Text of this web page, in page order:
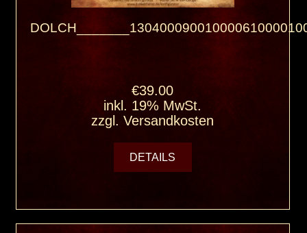
€39.00
inkl. 19% MwSt.
zzgl.Versandkosten
DETAILS